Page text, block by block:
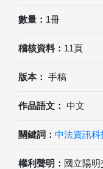
數量： 1冊
稽核資料： 11頁
版本： 手稿
作品語文： 中文
關鍵詞： 中法資訊科
權利聲明： 國立陽